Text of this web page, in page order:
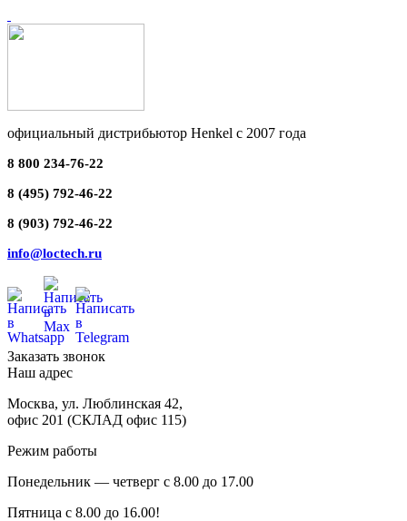
официальный дистрибьютор Henkel с 2007 года
8 800 234-76-22
8 (495) 792-46-22
8 (903) 792-46-22
info@loctech.ru
Заказать звонок
Наш адрес
Москва, ул. Люблинская 42,
офис 201 (СКЛАД офис 115)
Режим работы
Понедельник — четверг с 8.00 до 17.00
Пятница с 8.00 до 16.00!